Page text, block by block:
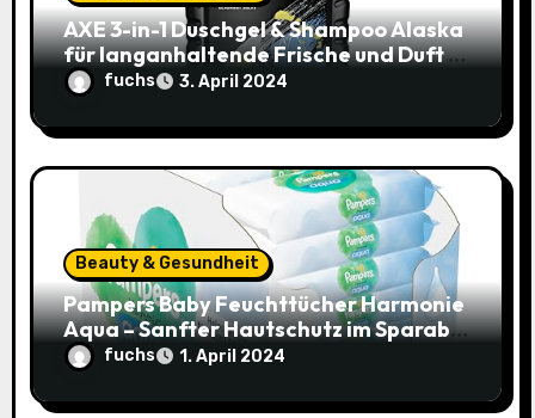
AXE 3-in-1 Duschgel & Shampoo Alaska
für langanhaltende Frische und Duft –
Sparangebot nur 1,79€ statt 2,65€
fuchs 3. April 2024
Beauty & Gesundheit
Pampers Baby Feuchttücher Harmonie
Aqua – Sanfter Hautschutz im Sparabo
für nur 25,44€ (15% Rabatt)
fuchs 1. April 2024